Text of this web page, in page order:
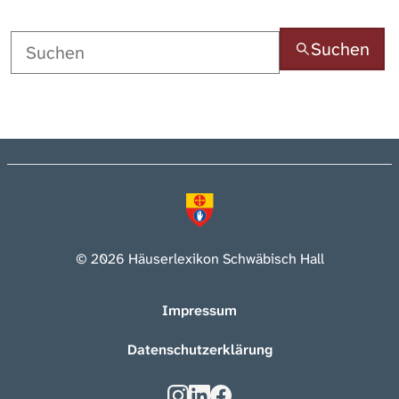
Suchen
© 2026 Häuserlexikon Schwäbisch Hall
Impressum
Datenschutzerklärung